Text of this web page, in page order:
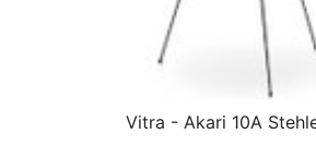
Vitra - Akari 10A